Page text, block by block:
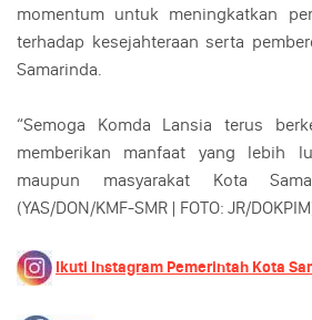
momentum untuk meningkatkan
terhadap kesejahteraan serta
Samarinda.
“Semoga Komda Lansia terus
memberikan manfaat yang lebih
maupun masyarakat Kota
(YAS/DON/KMF-SMR | FOTO: JR/
Ikuti Instagram Pemerintah Kota